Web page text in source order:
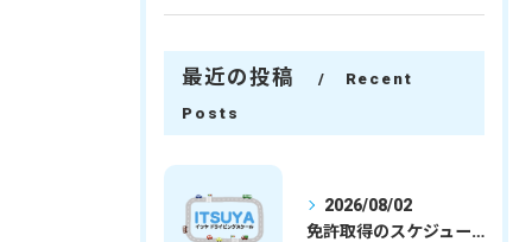
最近の投稿
Recent
Posts
2026/08/02
免許取得のスケジュールを徹底解説学生社会人の通学合宿別プランで最短取得のコツ